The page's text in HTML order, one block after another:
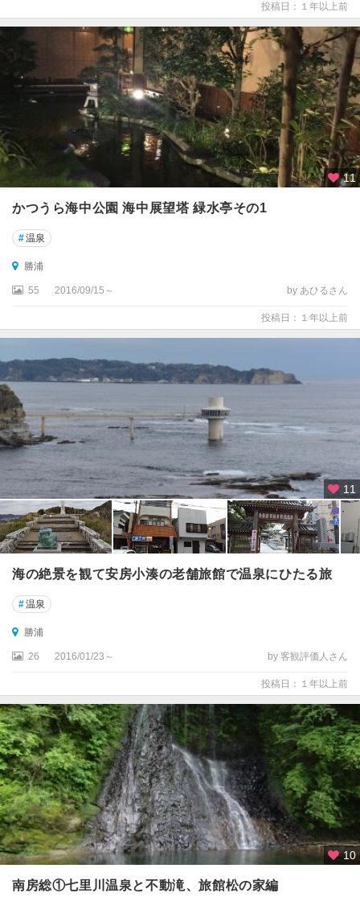
投稿日：１年以上前
11
かつうら海中公園 海中展望塔 緑水亭その1
#温泉
勝浦
55 2016/09/15～ by あひるさん
投稿日：１年以上前
11
海の絶景を観て安房小湊の老舗旅館で温泉にひたる旅
#温泉
勝浦
26 2016/01/23～ by 客観評価人さん
投稿日：１年以上前
10
南房総①七里川温泉と不動滝、旅館松の家編